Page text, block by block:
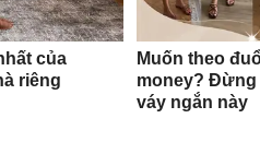
của
riêng
Muốn theo
money? Đừng
váy ngắn này